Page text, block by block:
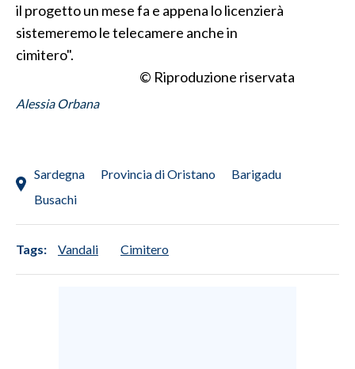
il progetto un mese fa e appena lo licenzierà
sistemeremo le telecamere anche in
cimitero".
© Riproduzione riservata
Alessia Orbana
Sardegna Provincia di Oristano
Barigadu
Busachi
Tags: Vandali Cimitero